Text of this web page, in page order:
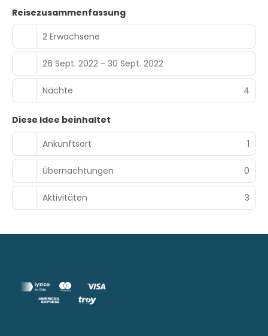
Reisezusammenfassung
2 Erwachsene
26 Sept. 2022 - 30 Sept. 2022
Nächte 4
Diese Idee beinhaltet
Ankunftsort
1
Übernachtungen 0
Aktivitäten 3